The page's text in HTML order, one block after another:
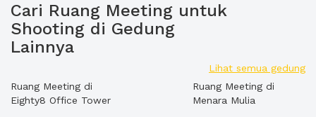
Cari Ruang Meeting untuk
Shooting di Gedung
Lainnya
Lihat semua gedung
Ruang Meeting di
Eighty8 Office Tower
Ruang Meeting di
Menara Mulia